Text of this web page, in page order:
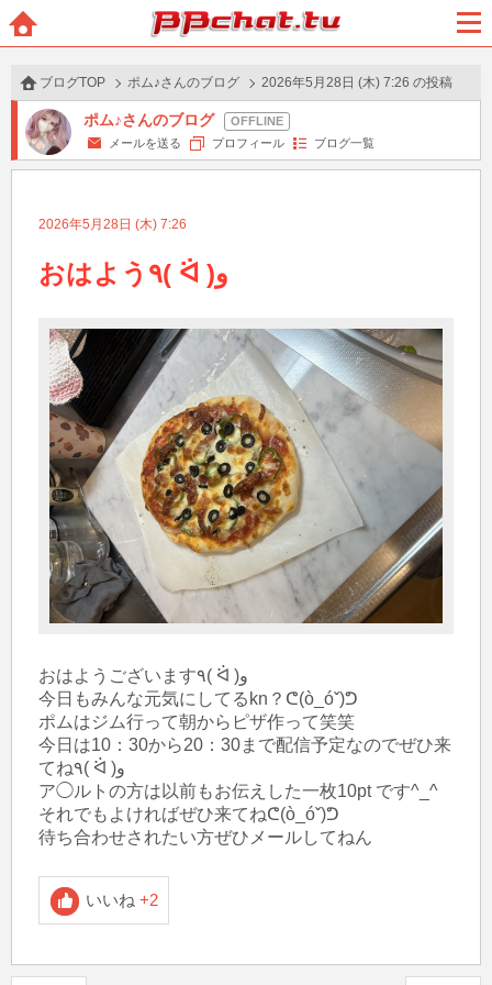
BBchatTV
ュー
ブログTOP ポム♪さんのブログ 2026年5月28日 (木) 7:26 の投稿
ポム♪さんのブログ
メールを送る プロフィール ブログ一覧
2026年5月28日 (木) 7:26
おはよう٩( ᐛ )و
おはようございます٩( ᐛ )و
今日もみんな元気にしてるkn？ᕦ(ò_óˇ)ᕤ
ポムはジム行って朝からピザ作って笑笑
今日は10：30から20：30まで配信予定なのでぜひ来
てね٩( ᐛ )و
ア◯ルトの方は以前もお伝えした一枚10pt です^_^
それでもよければぜひ来てねᕦ(ò_óˇ)ᕤ
待ち合わせされたい方ぜひメールしてねん
いいね +2